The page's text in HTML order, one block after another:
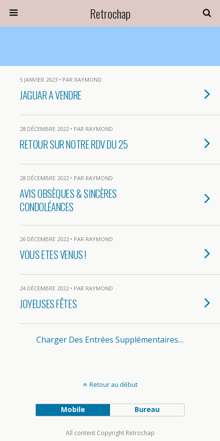
Retrochap
5 JANVIER 2023 • PAR RAYMOND
JAGUAR A VENDRE
28 DÉCEMBRE 2022 • PAR RAYMOND
RETOUR SUR NOTRE RDV DU 25
28 DÉCEMBRE 2022 • PAR RAYMOND
AVIS OBSÈQUES & SINCÈRES
CONDOLÉANCES
26 DÉCEMBRE 2022 • PAR RAYMOND
VOUS ETES VENUS !
24 DÉCEMBRE 2022 • PAR RAYMOND
JOYEUSES FÊTES
Charger Des Entrées Supplémentaires…
Retour au début
Mobile Bureau
All content Copyright Retrochap